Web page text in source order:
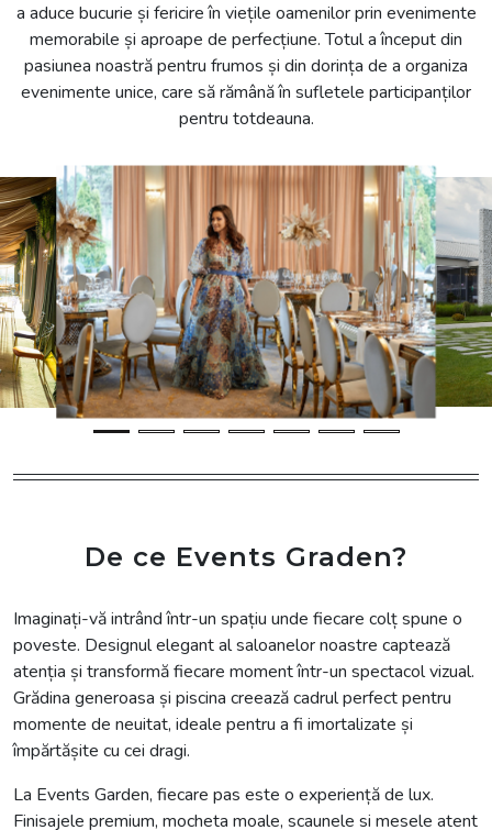
a aduce bucurie și fericire în viețile oamenilor prin evenimente
memorabile și aproape de perfecțiune. Totul a început din
pasiunea noastră pentru frumos și din dorința de a organiza
evenimente unice, care să rămână în sufletele participanților
pentru totdeauna.
De ce Events Graden?
Imaginați-vă intrând într-un spațiu unde fiecare colț spune o
poveste. Designul elegant al saloanelor noastre captează
atenția și transformă fiecare moment într-un spectacol vizual.
Grădina generoasa și piscina creează cadrul perfect pentru
momente de neuitat, ideale pentru a fi imortalizate și
împărtășite cu cei dragi.
La Events Garden, fiecare pas este o experiență de lux.
Finisajele premium, mocheta moale, scaunele si mesele atent